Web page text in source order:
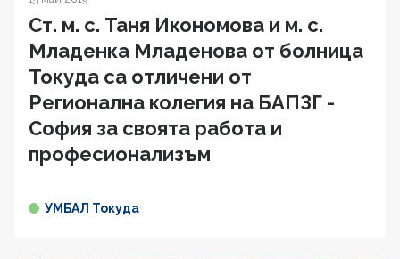
Ст. м. с. Таня Икономова и м. с.
Младенка Младенова от болница
Токуда са отличени от
Регионална колегия на БАПЗГ -
София за своята работа и
професионализъм
УМБАЛ Токуда